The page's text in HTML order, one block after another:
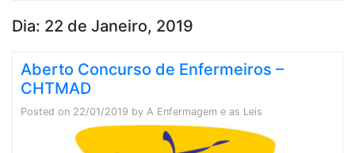
Dia: 22 de Janeiro, 2019
Aberto Concurso de Enfermeiros –
CHTMAD
Posted on 22/01/2019 by A Enfermagem e as Leis